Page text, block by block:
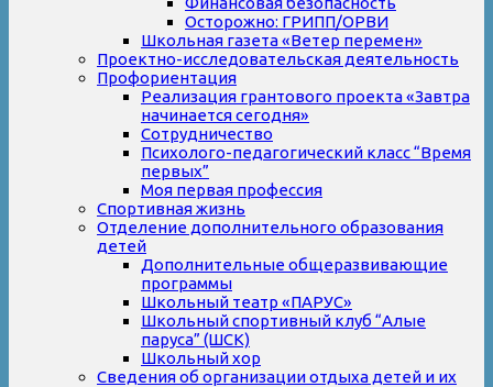
Осторожно: ГРИПП/ОРВИ
Школьная газета «Ветер перемен»
Проектно-исследовательская деятельность
Профориентация
Реализация грантового проекта «Завтра
начинается сегодня»
Сотрудничество
Психолого-педагогический класс “Время
первых”
Моя первая профессия
Спортивная жизнь
Отделение дополнительного образования
детей
Дополнительные общеразвивающие
программы
Школьный театр «ПАРУС»
Школьный спортивный клуб “Алые
паруса” (ШСК)
Школьный хор
Сведения об организации отдыха детей и их